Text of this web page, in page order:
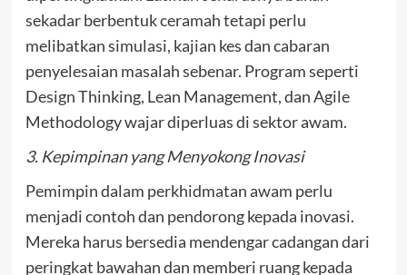
sekadar berbentuk ceramah tetapi perlu
melibatkan simulasi, kajian kes dan cabaran
penyelesaian masalah sebenar. Program seperti
Design Thinking, Lean Management, dan Agile
Methodology wajar diperluas di sektor awam.
3. Kepimpinan yang Menyokong Inovasi
Pemimpin dalam perkhidmatan awam perlu
menjadi contoh dan pendorong kepada inovasi.
Mereka harus bersedia mendengar cadangan dari
peringkat bawahan dan memberi ruang kepada